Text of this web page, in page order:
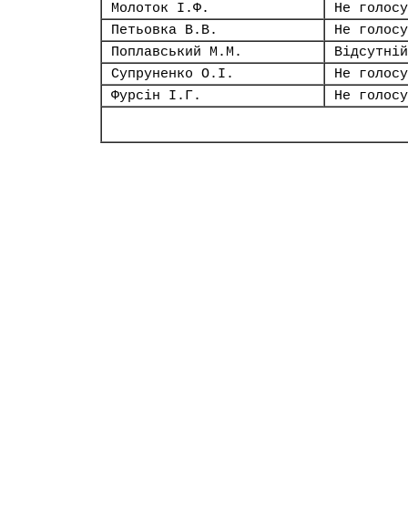
Молоток І.Ф.
Не
Петьовка В.В.
Не
Поплавський М.М.
Відсутній
Супруненко О.І.
Не
Фурсін І.Г.
Не